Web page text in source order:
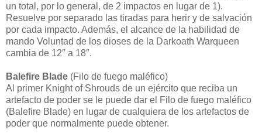
un total, por lo general, de 2 impactos en lugar de 1).
Resuelve por separado las tiradas para herir y de salvación
por cada impacto. Además, el alcance de la habilidad de
mando Voluntad de los dioses de la Darkoath Warqueen
cambia de 12″ a 18″.
Balefire Blade (Filo de fuego maléfico)
Al primer Knight of Shrouds de un ejército que reciba un
artefacto de poder se le puede dar el Filo de fuego maléfico
(Balefire Blade) en lugar de cualquiera de los artefactos de
poder que normalmente puede obtener.